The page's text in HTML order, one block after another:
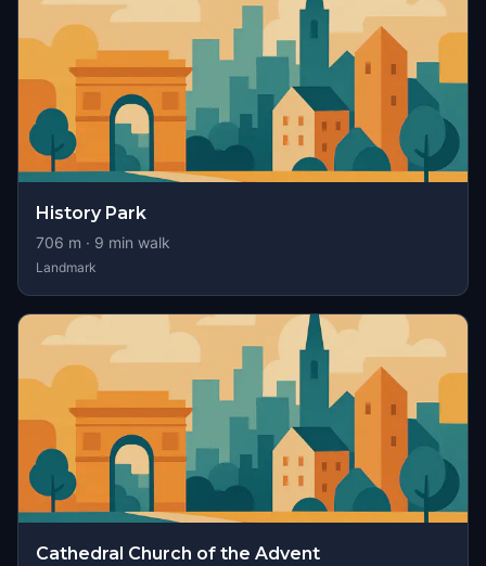
History Park
706 m · 9 min walk
Landmark
Cathedral Church of the Advent